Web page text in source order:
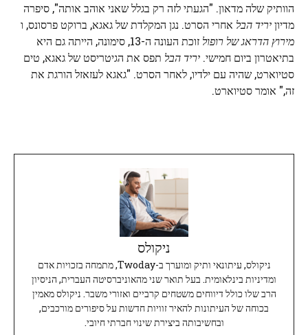
הוותיק שלה מדאון. "הגעתי לזה רק בגלל שאני אוהב אותה", סיפרה
מדיוןיריד הבל אחרי הסרט. נגן המקלדת של גאגא, ברוקט פרסונס, ו
מירוץ הדראג של רופול
זוכת העונה ה-13, סימונה, הייתה גם היא
בתיאטרון ביום חמישי. יריד הבל תפס את הגיטריסט של גאגא, טים
סטיוארט, שהיה עם ילדיו, לאחר הסרט. "גאגא לעזאזל הורגת את
זה," אומר סטיוארט.
ניקולס
ניקולס, עיתונאי ותיק ומוערך ב-Twoday, מתמחה בזכויות אדם
ומדיניות בינלאומית. בעל תואר שני מהאוניברסיטה העברית, הניסיון
הרב שלו כולל דיווחים משטחים קרביים ואזורי משבר. ניקולס מאמין
בכוחה של העיתונות להאיר זוויות חדשות על סיפורים מורכבים,
ובחשיבותה ביצירת שינוי חברתי חיובי.